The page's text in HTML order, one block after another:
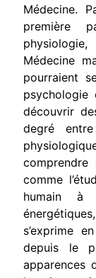
Médecine.
première
Médecine
pourraient
découvrir
degré
comme
humain à
s’exprime
depuis le
apparences